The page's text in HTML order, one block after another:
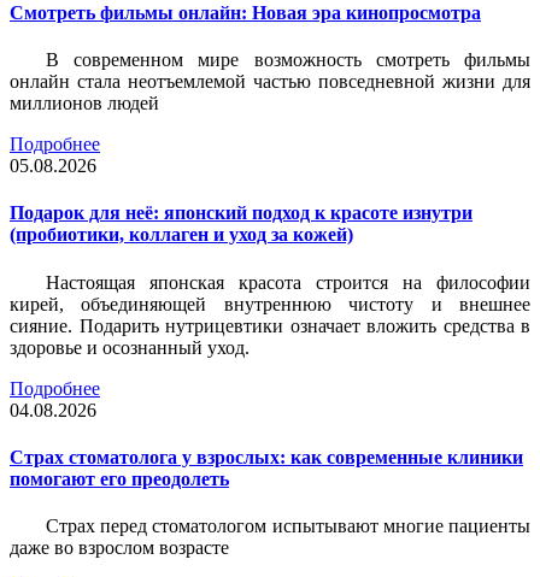
Смотреть фильмы онлайн: Новая эра кинопросмотра
В современном мире возможность смотреть фильмы
онлайн стала неотъемлемой частью повседневной жизни для
миллионов людей
Подробнее
05.08.2026
Подарок для неё: японский подход к красоте изнутри
(пробиотики, коллаген и уход за кожей)
Настоящая японская красота строится на философии
кирей, объединяющей внутреннюю чистоту и внешнее
сияние. Подарить нутрицевтики означает вложить средства в
здоровье и осознанный уход.
Подробнее
04.08.2026
Страх стоматолога у взрослых: как современные клиники
помогают его преодолеть
Страх перед стоматологом испытывают многие пациенты
даже во взрослом возрасте